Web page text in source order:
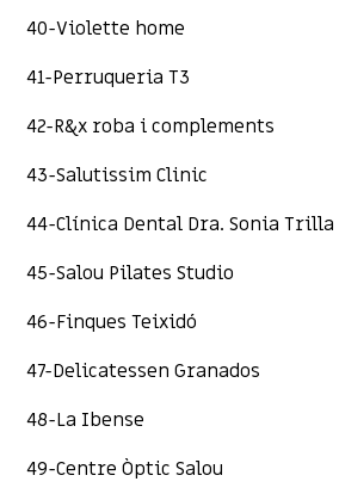
40-Violette home
41-Perruqueria T3
42-R&x roba i complements
43-Salutissim Clinic
44-Clínica Dental Dra. Sonia Trilla
45-Salou Pilates Studio
46-Finques Teixidó
47-Delicatessen Granados
48-La Ibense
49-Centre Òptic Salou